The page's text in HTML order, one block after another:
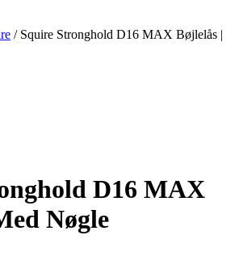
/ Squire Stronghold D16 MAX Bøjlelås |
D16 MAX
Nøgle